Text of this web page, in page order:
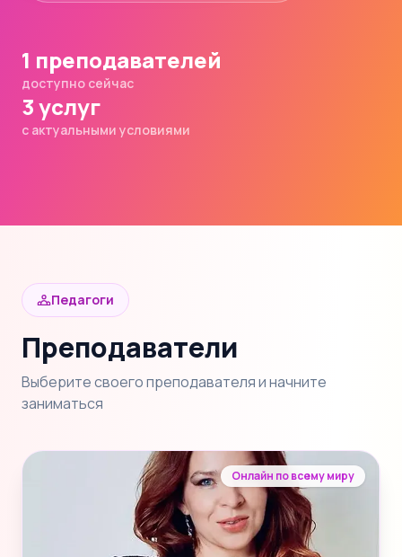
1 преподавателей
доступно сейчас
3 услуг
с актуальными условиями
Педагоги
Преподаватели
Выберите своего преподавателя и начните
заниматься
Онлайн по всему миру